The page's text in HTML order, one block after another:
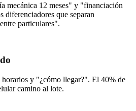
mecánica 12 meses" y "financiación
que separan
particulares".
y "¿cómo llegar?". El 40% de
camino al lote.